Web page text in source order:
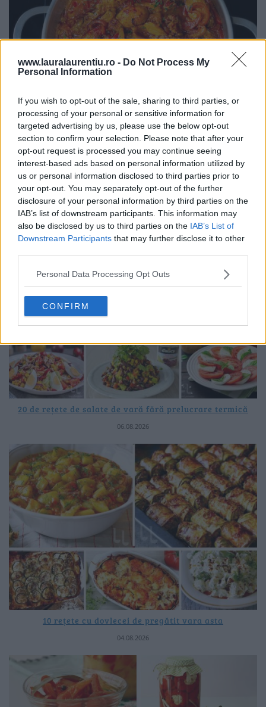
www.lauralaurentiu.ro - Do Not Process My
Personal Information
If you wish to opt-out of the sale, sharing to third parties, or
processing of your personal or sensitive information for
targeted advertising by us, please use the below opt-out
section to confirm your selection. Please note that after your
opt-out request is processed you may continue seeing
interest-based ads based on personal information utilized by
us or personal information disclosed to third parties prior to
your opt-out. You may separately opt-out of the further
disclosure of your personal information by third parties on the
IAB’s list of downstream participants. This information may
also be disclosed by us to third parties on the IAB’s List of
Downstream Participants that may further disclose it to other
Personal Data Processing Opt Outs
CONFIRM
Pui cu sos de ardei copți – rețetă video și pas cu pas
25.07.2026
ULTIMELE ȘTIRI
20 de rețete de salate de vară fără prelucrare termică
06.08.2026
10 rețete cu dovlecei de pregătit vara asta
04.08.2026